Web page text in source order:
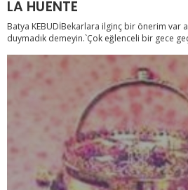
LA HUENTE
Batya KEBUDİBekarlara ilginç bir önerim var
duymadık demeyin.`Çok eğlenceli bir gece